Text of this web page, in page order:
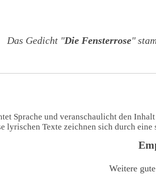
Das Gedicht "Die Fensterrose"
Sprache und veranschaulicht den
lyrischen Texte zeichnen sich durch
Weitere